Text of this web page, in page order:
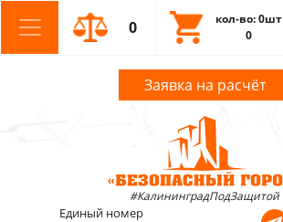
0
кол-во: 0шт
0
Заявка на расчёт
#КалининградПодЗащитой
Единый номер